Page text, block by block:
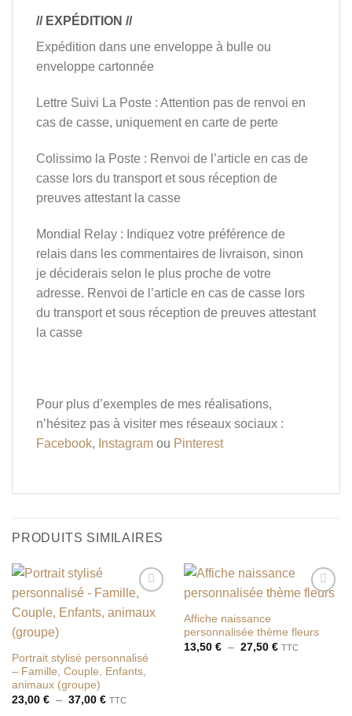
// EXPÉDITION //
Expédition dans une enveloppe à bulle ou
enveloppe cartonnée
Lettre Suivi La Poste : Attention pas de renvoi en
cas de casse, uniquement en carte de perte
Colissimo la Poste : Renvoi de l’article en cas de
casse lors du transport et sous réception de
preuves attestant la casse
Mondial Relay : Indiquez votre préférence de
relais dans les commentaires de livraison, sinon
je déciderais selon le plus proche de votre
adresse. Renvoi de l’article en cas de casse lors
du transport et sous réception de preuves attestant
la casse
Pour plus d’exemples de mes réalisations,
n’hésitez pas à visiter mes réseaux sociaux :
Facebook, Instagram ou Pinterest
PRODUITS SIMILAIRES
à la liste
Portrait stylisé personnalisé
– Famille, Couple, Enfants,
animaux (groupe)
23,00 € – 37,00 €Plage
TTC
souhaits
Affiche naissance
personnalisée thème fleurs
13,50 € – 27,50 €Plage
TTC